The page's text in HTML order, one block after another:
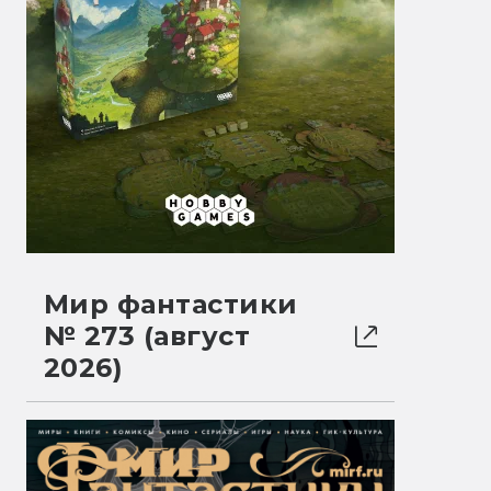
Мир фантастики
№ 273 (август
2026)